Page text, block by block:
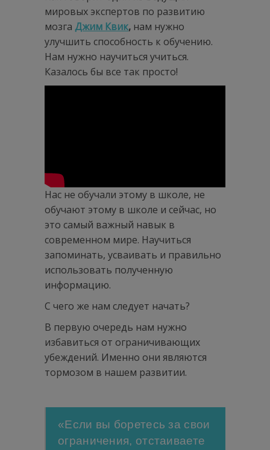
мировых экспертов по развитию
мозга Джим Квик, нам нужно
улучшить способность к обучению.
Нам нужно научиться учиться.
Казалось бы все так просто!
Нас не обучали этому в школе, не
обучают этому в школе и сейчас, но
это самый важный навык в
современном мире. Научиться
запоминать, усваивать и правильно
использовать полученную
информацию.
С чего же нам следует начать?
В первую очередь нам нужно
избавиться от ограничивающих
убеждений. Именно они являются
тормозом в нашем развитии.
«Если вы боретесь за свои
ограничения, отстаиваете